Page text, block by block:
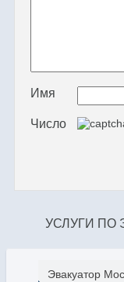
Имя
Число
УСЛУГИ ПО
Эвакуатор